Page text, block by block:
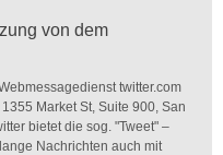
von dem
twitter.com
Market St, Suite 900, San
bietet die sog. "Tweet" –
Nachrichten auch mit